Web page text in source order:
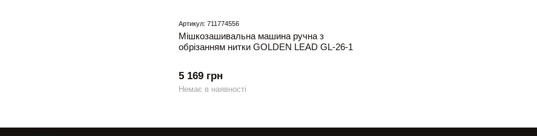
Артикул: 711774556
Мішкозашивальна машина ручна з
обрізанням нитки GOLDEN LEAD GL-26-1
5 169 грн
Немає в наявності